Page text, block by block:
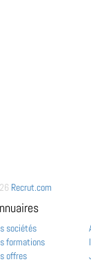
Recrut.com
sociétés
formations
offres